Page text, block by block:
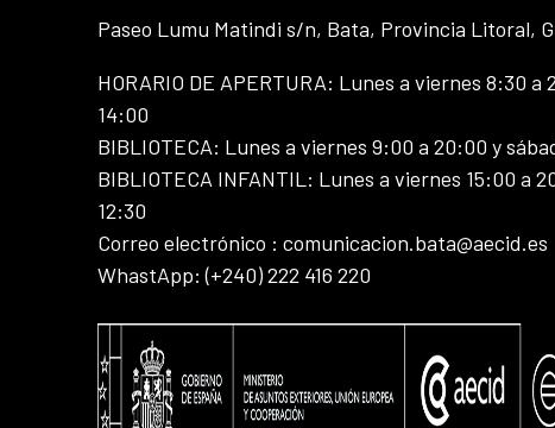
Paseo Lumu Matindi s/n, Bata, Provincia Litoral,
HORARIO DE APERTURA: Lunes a viernes 8:30 a
14:00
BIBLIOTECA: Lunes a viernes 9:00 a 20:00 y
BIBLIOTECA INFANTIL: Lunes a viernes 15:00 a
12:30
Correo electrónico : comunicacion.bata@aecid.es
WhastApp: (+240) 222 416 220